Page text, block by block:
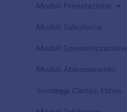
Moduli Prenotazione
Moduli Salesforce
Moduli Sponsorizzazione
Moduli Abbonamento
Sondaggi Campo Estivo